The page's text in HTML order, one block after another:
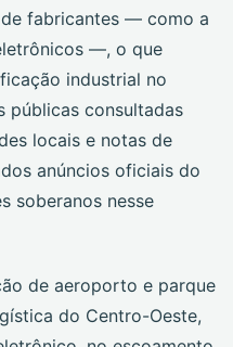
fabricantes — como a
—, o que
industrial no
públicas consultadas
locais e notas de
anúncios oficiais do
soberanos nesse
de aeroporto e parque
do Centro-Oeste,